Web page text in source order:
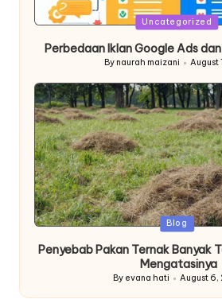
Posted
Uncategorized
Perbedaan Iklan Google Ads dan
Posted
By naurah maizani August
Posted
Blog
Penyebab Pakan Ternak Banyak
Mengatasinya
Posted
By evana hati August 6,